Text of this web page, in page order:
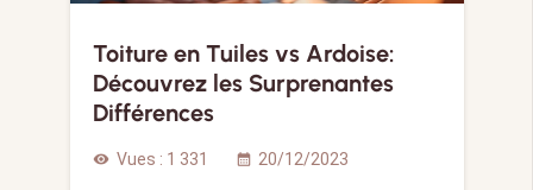
Toiture en Tuiles vs Ardoise:
Découvrez les Surprenantes
Différences
visibility Vues : 1 331 calendar_month 20/12/2023